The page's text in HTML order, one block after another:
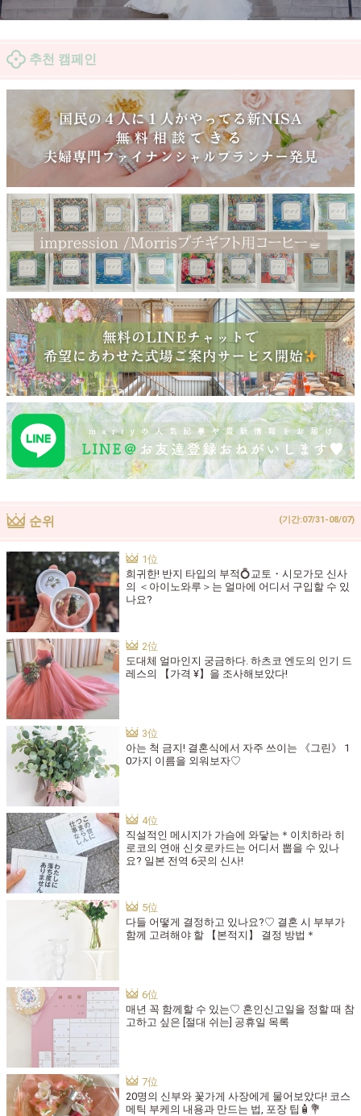
추천 캠페인
순위 (기간:07/31-08/07)
희귀한! 반지 타입의 부적💍교토・시모가모 신사
의 ＜아이노와루＞는 얼마에 어디서 구입할 수 있
나요?
도대체 얼마인지 궁금하다. 하츠코 엔도의 인기 드
레스의 【가격 ¥】을 조사해보았다!
아는 척 금지! 결혼식에서 자주 쓰이는 《그린》 1
0가지 이름을 외워보자♡
직설적인 메시지가 가슴에 와닿는＊이치하라 히
로코의 연애 신タ로카드는 어디서 뽑을 수 있나
요? 일본 전역 6곳의 신사!
다들 어떻게 결정하고 있나요?♡ 결혼 시 부부가
함께 고려해야 할 【본적지】 결정 방법＊
매년 꼭 함께할 수 있는♡ 혼인신고일을 정할 때 참
고하고 싶은 [절대 쉬는] 공휴일 목록
20명의 신부와 꽃가게 사장에게 물어보았다! 코스
메틱 부케의 내용과 만드는 법, 포장 팁🧴💐